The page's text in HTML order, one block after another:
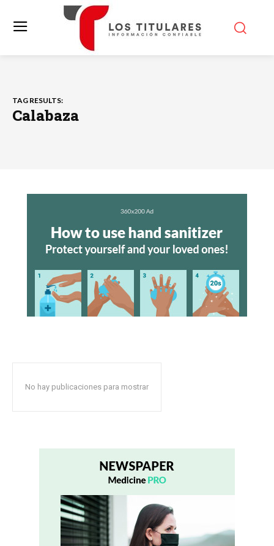
TAG RESULTS:
Calabaza
No hay publicaciones para mostrar